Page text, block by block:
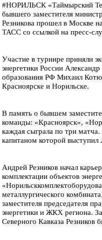
#НОРИЛЬСК «Таймырский
бывшего заместителя
Резникова прошел в Москве
ТАСС со ссылкой на пресс-
Участие в турнире приняли
энергетики России
образования РФ Михаил
Красноярске и Норильске.
В память о бывшем
команды: «Красноярск»,
каждая сыграла по три
капитаном которой выступил
Андрей Резников начал
комплектации объектов
металлургического
заместителя председателя
энергетики и ЖКХ региона.
Северного Кавказа Резников